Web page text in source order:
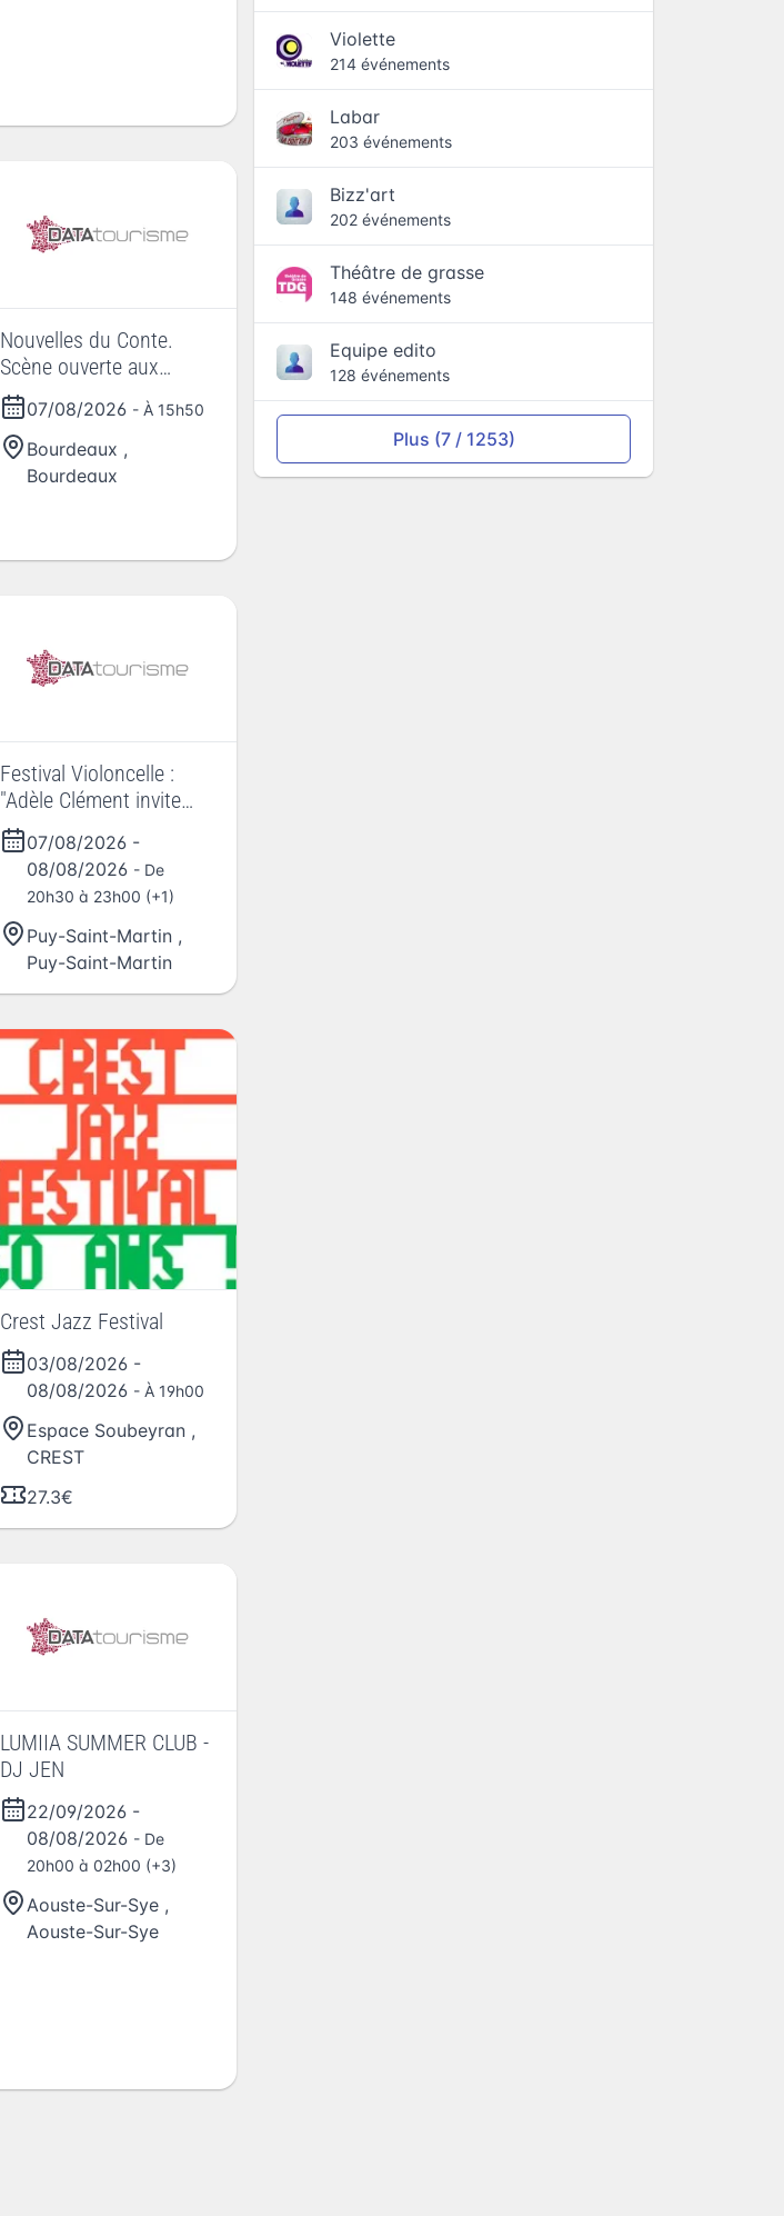
Nouvelles du Conte.
Scène ouverte aux
enfants
07/08/2026 - À 15h50
Bourdeaux ,
Bourdeaux
Festival Violoncelle :
"Adèle Clément invite
Madame de Sévigné"
07/08/2026 -
08/08/2026 - De
20h30 à 23h00 (+1)
Puy-Saint-Martin ,
Puy-Saint-Martin
Crest Jazz Festival
03/08/2026 -
08/08/2026 - À 19h00
Espace Soubeyran ,
CREST
27.3€
LUMIIA SUMMER CLUB -
DJ JEN
22/09/2026 -
08/08/2026 - De
20h00 à 02h00 (+3)
Aouste-Sur-Sye ,
Aouste-Sur-Sye
Violette
214 événements
Labar
203 événements
Bizz'art
202 événements
Théâtre de grasse
148 événements
Equipe edito
128 événements
Plus (7 / 1253)